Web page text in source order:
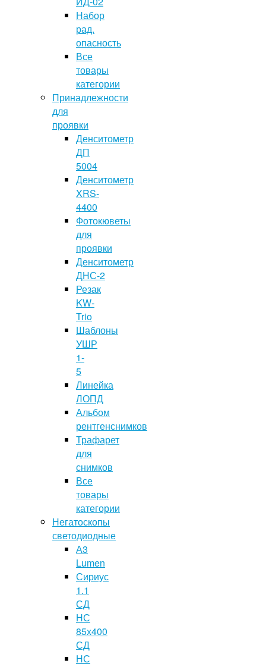
Набор
рад.
опасность
Все
товары
категории
Принадлежности
для
проявки
Денситометр
ДП
5004
Денситометр
XRS-
4400
Фотокюветы
для
проявки
Денситометр
ДНС-2
Резак
KW-
Trio
Шаблоны
УШР
1-
5
Линейка
ЛОПД
Альбом
рентгенснимков
Трафарет
для
снимков
Все
товары
категории
Негатоскопы
светодиодные
А3
Lumen
Сириус
1.1
СД
НС
85х400
СД
НС